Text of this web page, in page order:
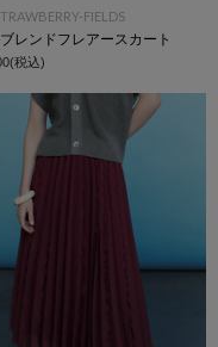
FIELDS
レンドフレアースカート
(税込)